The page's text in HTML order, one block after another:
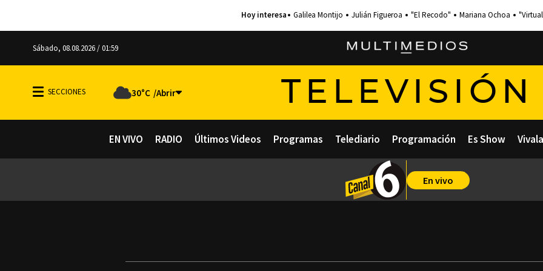
Galilea Montijo Julián Figueroa "El Recodo" Mariana Ochoa
Sábado, 08.08.2026 / 01:59
30°C TELEVISIÓN
EN VIVO RADIO Últimos Videos Programas Telediario Programación Es Show
En vivo